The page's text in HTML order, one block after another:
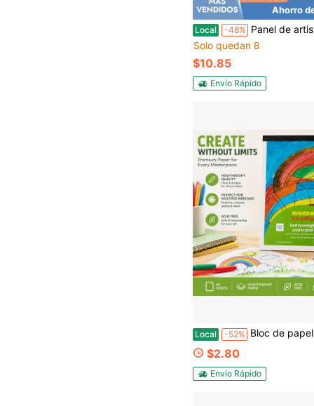
Ahorro
Local -48% Panel de artista Legion, aluminio cepillado compuesto de 1/8" con papel Stonehenge Aqua
Solo quedan 8
$10.85
Envío Rápido
Local -52% Bloc de papel para pintura y marcadores de 9"X12"
$2.80
Envío Rápido